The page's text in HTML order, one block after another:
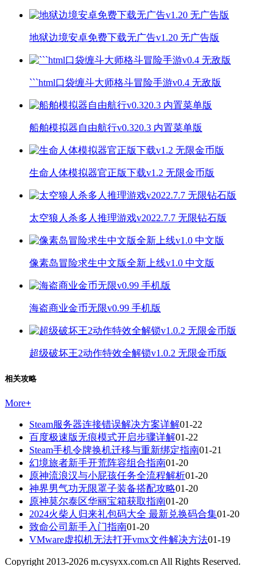
地狱边境安卓免费下载无广告v1.20 无广告版
```html口袋缠斗大师格斗冒险手游v0.4 无敌版
船舶模拟器自由航行v0.320.3 内置菜单版
生命人体模拟器官正版下载v1.2 无限金币版
太空狼人杀多人推理游戏v2022.7.7 无限钻石版
像素岛冒险求生中文版全新上线v1.0 中文版
海盗商业金币无限v0.99 手机版
超级破坏王2动作特效全解锁v1.0.2 无限金币版
相关攻略
More+
Steam服务器连接错误解决方案详解01-22
百度极速版无痕模式开启步骤详解01-22
Steam手机令牌换机迁移与重新绑定指南01-21
幻境旅者新手开荒阵容组合指南01-20
原神流浪汉与小屁孩任务全流程解析01-20
神界男气功无限罩子装备搭配攻略01-20
原神莫尔泰区华丽宝箱获取指南01-20
2024火柴人归来礼包码大全 最新兑换码合集01-20
致命公司新手入门指南01-20
VMware虚拟机无法打开vmx文件解决方法01-19
Copyright 2013-2026 m.cysyxx.com.cn All Rights Reserved.